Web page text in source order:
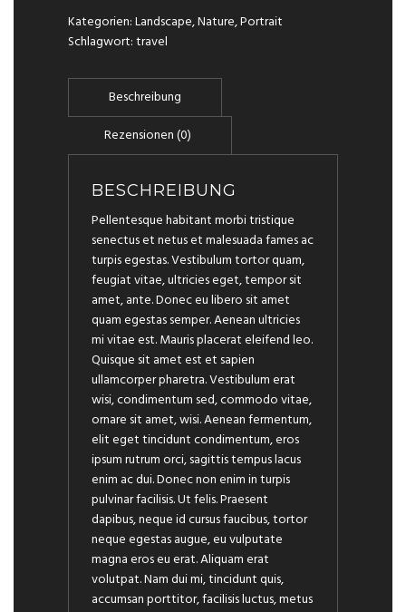
Kategorien:Landscape,Nature,Portrait
Schlagwort:travel
BESCHREIBUNG
Pellentesque habitant morbi tristique
senectus et netus et malesuada fames ac
turpis egestas. Vestibulum tortor quam,
feugiat vitae, ultricies eget, tempor sit
amet, ante. Donec eu libero sit amet
quam egestas semper. Aenean ultricies
mi vitae est. Mauris placerat eleifend leo.
Quisque sit amet est et sapien
ullamcorper pharetra. Vestibulum erat
wisi, condimentum sed, commodo vitae,
ornare sit amet, wisi. Aenean fermentum,
elit eget tincidunt condimentum, eros
ipsum rutrum orci, sagittis tempus lacus
enim ac dui. Donec non enim in turpis
pulvinar facilisis. Ut felis. Praesent
dapibus, neque id cursus faucibus, tortor
neque egestas augue, eu vulputate
magna eros eu erat. Aliquam erat
volutpat. Nam dui mi, tincidunt quis,
accumsan porttitor, facilisis luctus, metus